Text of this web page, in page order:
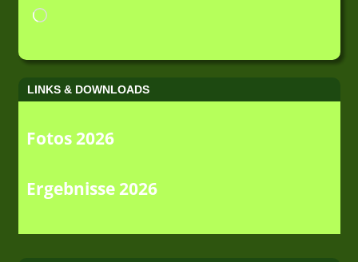
Wird
LINKS & DOWNLOADS
Fotos 2026
Ergebnisse 2026